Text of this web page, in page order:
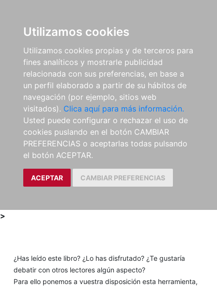
Utilizamos cookies
Utilizamos cookies propias y de terceros para
fines analíticos y mostrarle publicidad
relacionada con sus preferencias, en base a
un perfil elaborado a partir de su hábitos de
navegación (por ejemplo, sitios web
visitados). Clica aquí para más información.
Usted puede configurar o rechazar el uso de
cookies puslando en el botón CAMBIAR
PREFERENCIAS o aceptarlas todas pulsando
el botón ACEPTAR.
ACEPTAR CAMBIAR PREFERENCIAS
>
¿Has leído este libro? ¿Lo has disfrutado? ¿Te gustaría
debatir con otros lectores algún aspecto?
Para ello ponemos a vuestra disposición esta herramienta,